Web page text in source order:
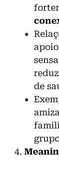
de
4.